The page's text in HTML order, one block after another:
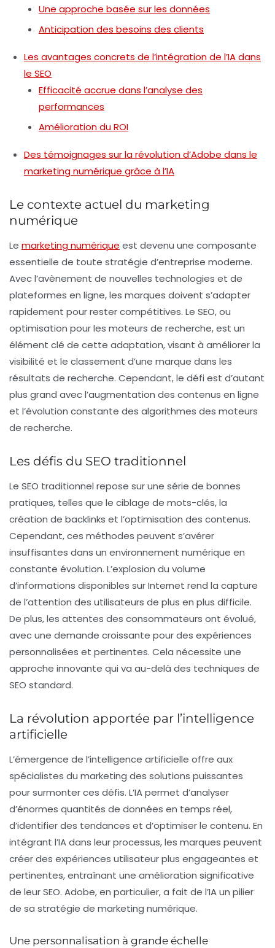
Une approche basée sur les données
Anticipation des besoins des clients
Les avantages concrets de l’intégration de l’IA dans
le SEO
Efficacité accrue dans l’analyse des
performances
Amélioration du ROI
Des témoignages sur la révolution d’Adobe dans le
marketing numérique grâce à l’IA
Le contexte actuel du marketing
numérique
Le marketing numérique est devenu une composante
essentielle de toute stratégie d’entreprise moderne.
Avec l’avènement de nouvelles technologies et de
plateformes en ligne, les marques doivent s’adapter
rapidement pour rester compétitives. Le SEO, ou
optimisation pour les moteurs de recherche, est un
élément clé de cette adaptation, visant à améliorer la
visibilité et le classement d’une marque dans les
résultats de recherche. Cependant, le défi est d’autant
plus grand avec l’augmentation des contenus en ligne
et l’évolution constante des algorithmes des moteurs
de recherche.
Les défis du SEO traditionnel
Le SEO traditionnel repose sur une série de bonnes
pratiques, telles que le ciblage de mots-clés, la
création de backlinks et l’optimisation des contenus.
Cependant, ces méthodes peuvent s’avérer
insuffisantes dans un environnement numérique en
constante évolution. L’explosion du volume
d’informations disponibles sur Internet rend la capture
de l’attention des utilisateurs de plus en plus difficile.
De plus, les attentes des consommateurs ont évolué,
avec une demande croissante pour des expériences
personnalisées et pertinentes. Cela nécessite une
approche innovante qui va au-delà des techniques de
SEO standard.
La révolution apportée par l’intelligence
artificielle
L’émergence de l’intelligence artificielle offre aux
spécialistes du marketing des solutions puissantes
pour surmonter ces défis. L’IA permet d’analyser
d’énormes quantités de données en temps réel,
d’identifier des tendances et d’optimiser le contenu. En
intégrant l’IA dans leur processus, les marques peuvent
créer des expériences utilisateur plus engageantes et
pertinentes, entraînant une amélioration significative
de leurSEO. Adobe, en particulier, a fait de l’IA un pilier
de sa stratégie de marketing numérique.
Une personnalisation à grande échelle